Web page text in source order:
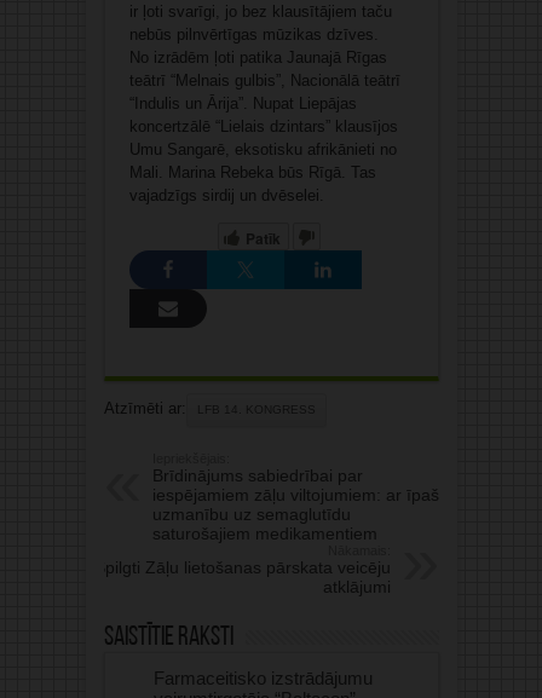
ir ļoti svarīgi, jo bez klausītājiem taču
nebūs pilnvērtīgas mūzikas dzīves.
No izrādēm ļoti patika Jaunajā Rīgas
teātrī “Melnais gulbis”, Nacionālā teātrī
“Indulis un Ārija”. Nupat Liepājas
koncertzālē “Lielais dzintars” klausījos
Umu Sangarē, eksotisku afrikānieti no
Mali. Marina Rebeka būs Rīgā. Tas
vajadzīgs sirdij un dvēselei.
Patīk
Atzīmēti ar: LFB 14. KONGRESS
Brīdinājums sabiedrībai par
iespējamiem zāļu viltojumiem: ar īpašu
uzmanību uz semaglutīdu
saturošajiem medikamentiem
Spilgti Zāļu lietošanas pārskata veicēju
atklājumi
Saistītie raksti
Farmaceitisko izstrādājumu